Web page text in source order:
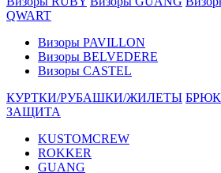
QWART
Визоры PAVILLON
Визоры BELVEDERE
Визоры CASTEL
КУРТКИ/РУБАШКИ/ЖИЛЕТЫ
ЗАЩИТА
KUSTOMCREW
ROKKER
GUANG